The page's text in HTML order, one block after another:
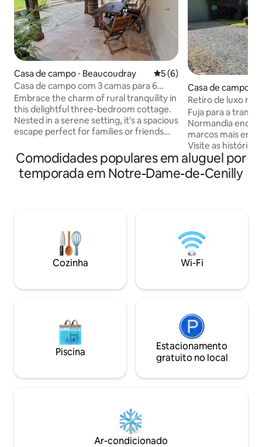
Casa de campo ⋅ Beaucoudray 5 de uma avaliação média
5 (6)
Casa de campo com 3 camas para 6
pessoas - Pátio fechado - Lareira
Embrace the charm of rural tranquility in
this delightful three-bedroom cottage.
Nested in a serene setting, it's a spacious
escape perfect for families or friends
staying close to must-see landmarks.
This cottage comfortably
accommodates six guests, featuring
two bathrooms; one offers a walk-in
shower and essential amenities, while an
additional toilet and sink are located
the fridge, hob, oven, kettle, freezer,
welcoming living area, complete with a
TV and high-speed internet for your
entertainment needs. All essentials like
linens and towels are provided, ensuring
with complimentary spaces available
- No parties or events - Children and
with attractions like the copper town of
Villedieu-les-Po les just a short drive
Casa de campo ⋅
e-de-Cenilly
Retiro de luxo na
Monte Saint-
Fuja para a
Normandia
marcos mais
Visite as
assista ao pôr do
Michel, depois
privada do século
pessoas com
remotamente. Há
uma lojinha de
poucos minutos
Comodidades populares em aluguel por
temporada em Notre-Dame-de-Cenilly
Cozinha Wi-Fi
Piscina
Estacionamento
gratuito no local
Ar-condicionado